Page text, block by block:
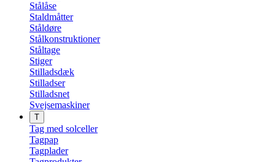
Stålåse
Staldmåtter
Ståldøre
Stålkonstruktioner
Ståltage
Stiger
Stilladsdæk
Stilladser
Stilladsnet
Svejsemaskiner
T
Tag med solceller
Tagpap
Tagplader